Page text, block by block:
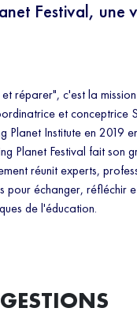
Festival, une
réparer", c'est la
et conceptrice
Planet Institute en 2019
Planet Festival fait son
réunit experts,
pour échanger, réfléchir
de l'éducation.